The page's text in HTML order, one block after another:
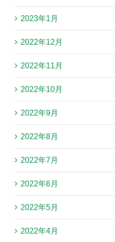
2023年1月
2022年12月
2022年11月
2022年10月
2022年9月
2022年8月
2022年7月
2022年6月
2022年5月
2022年4月